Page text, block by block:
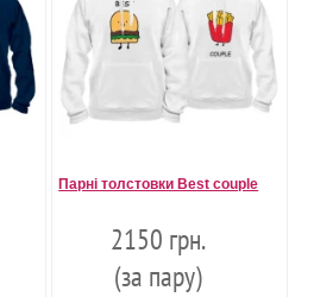
Парні толстовки Best couple
2150 грн.
(за пару)